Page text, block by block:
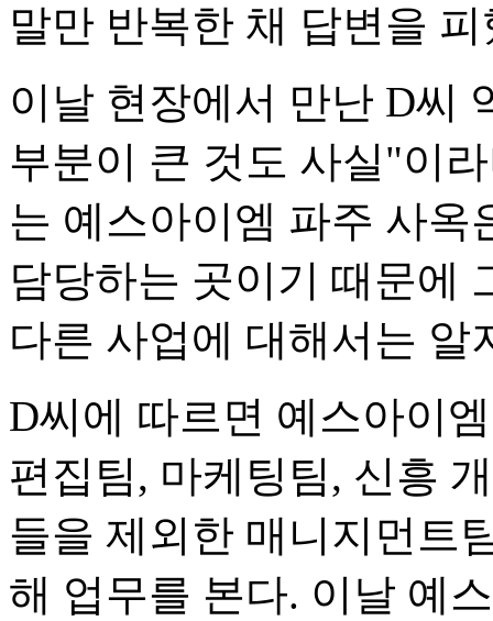
말만 반복한 채 답변을
이날 현장에서 만난 D씨
부분이 큰 것도 사실"이
는 예스아이엠 파주 사옥
담당하는 곳이기 때문에
다른 사업에 대해서는 알
D씨에 따르면 예스아이
편집팀, 마케팅팀, 신흥
들을 제외한 매니지먼트
해 업무를 본다. 이날 예